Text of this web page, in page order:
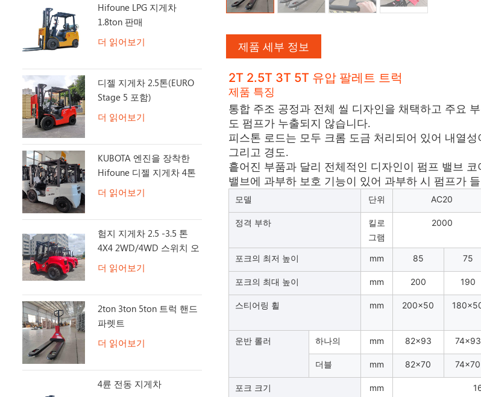
제품 세부 정보
2T 2.5T 3T 5T ​​유압 팔레트 트럭
제품 특징
통합 주조 공정과 전체 씰 디자인을 채택하고 주요
도 펌프가 누출되지 않습니다.
피스톤 로드는 모두 크롬 도금 처리되어 있어 내열
그리고 경도.
흩어진 부품과 달리 전체적인 디자인이 펌프 밸브
밸브에 과부하 보호 기능이 있어 과부하 시 펌프가
모델 단위 AC20
정격 부하
킬로
그램
2000
포크의 최저 높이 mm 85 75
포크의 최대 높이 mm 200 190
스티어링 휠 mm 200×50
운반 롤러 하나의 mm 82×93 74×93
더블 mm 82×70 74×70
포크 크기 mm
Hifoune LPG 지게차
1.8ton 판매
더 읽어보기
디젤 지게차 2.5톤(EURO
Stage 5 포함)
더 읽어보기
KUBOTA 엔진을 장착한
Hifoune 디젤 지게차 4톤
더 읽어보기
험지 지게차 2.5 -3.5 톤
4X4 2WD/4WD 스위치 오
프로드 지게차
더 읽어보기
2ton 3ton 5ton 트럭 핸드
파렛트
더 읽어보기
4륜 전동 지게차